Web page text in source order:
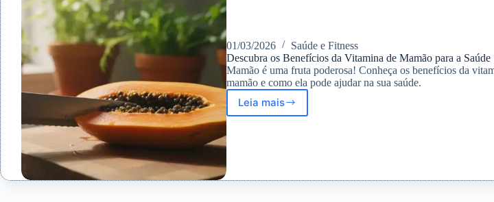
01/03/2026
Saúde e Fitness
Descubra os Benefícios da Vitamina de Mamão para a Saúde
Mamão é uma fruta poderosa! Conheça os benefícios da
mamão e como ela pode ajudar na sua saúde.
Leia maisDescubra